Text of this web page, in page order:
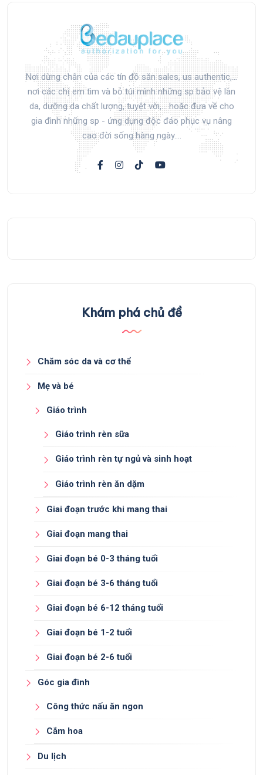
Nơi dừng chân của các tín đồ săn sales, us authentic,...
nơi các chị em tìm và bỏ túi mình những sp bảo vệ làn
da, dưỡng da chất lượng, tuyệt vời,... hoặc đưa về cho
gia đình những sp - ứng dụng độc đáo phục vụ nâng
cao đời sống hàng ngày....
Khám phá chủ đề
Chăm sóc da và cơ thể
Mẹ và bé
Giáo trình
Giáo trình rèn sữa
Giáo trình rèn tự ngủ và sinh hoạt
Giáo trình rèn ăn dặm
Giai đoạn trước khi mang thai
Giai đoạn mang thai
Giai đoạn bé 0-3 tháng tuổi
Giai đoạn bé 3-6 tháng tuổi
Giai đoạn bé 6-12 tháng tuổi
Giai đoạn bé 1-2 tuổi
Giai đoạn bé 2-6 tuổi
Góc gia đình
Công thức nấu ăn ngon
Cắm hoa
Du lịch